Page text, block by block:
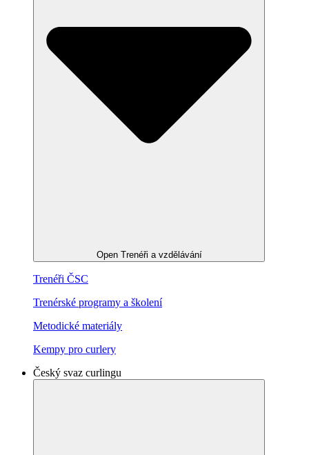
Open Trenéři a vzdělávání
Trenéři ČSC
Trenérské programy a školení
Metodické materiály
Kempy pro curlery
Český svaz curlingu